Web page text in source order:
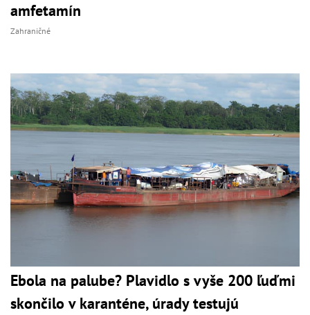
amfetamín
Zahraničné
Ebola na palube? Plavidlo s vyše 200 ľuďmi
skončilo v karanténe, úrady testujú